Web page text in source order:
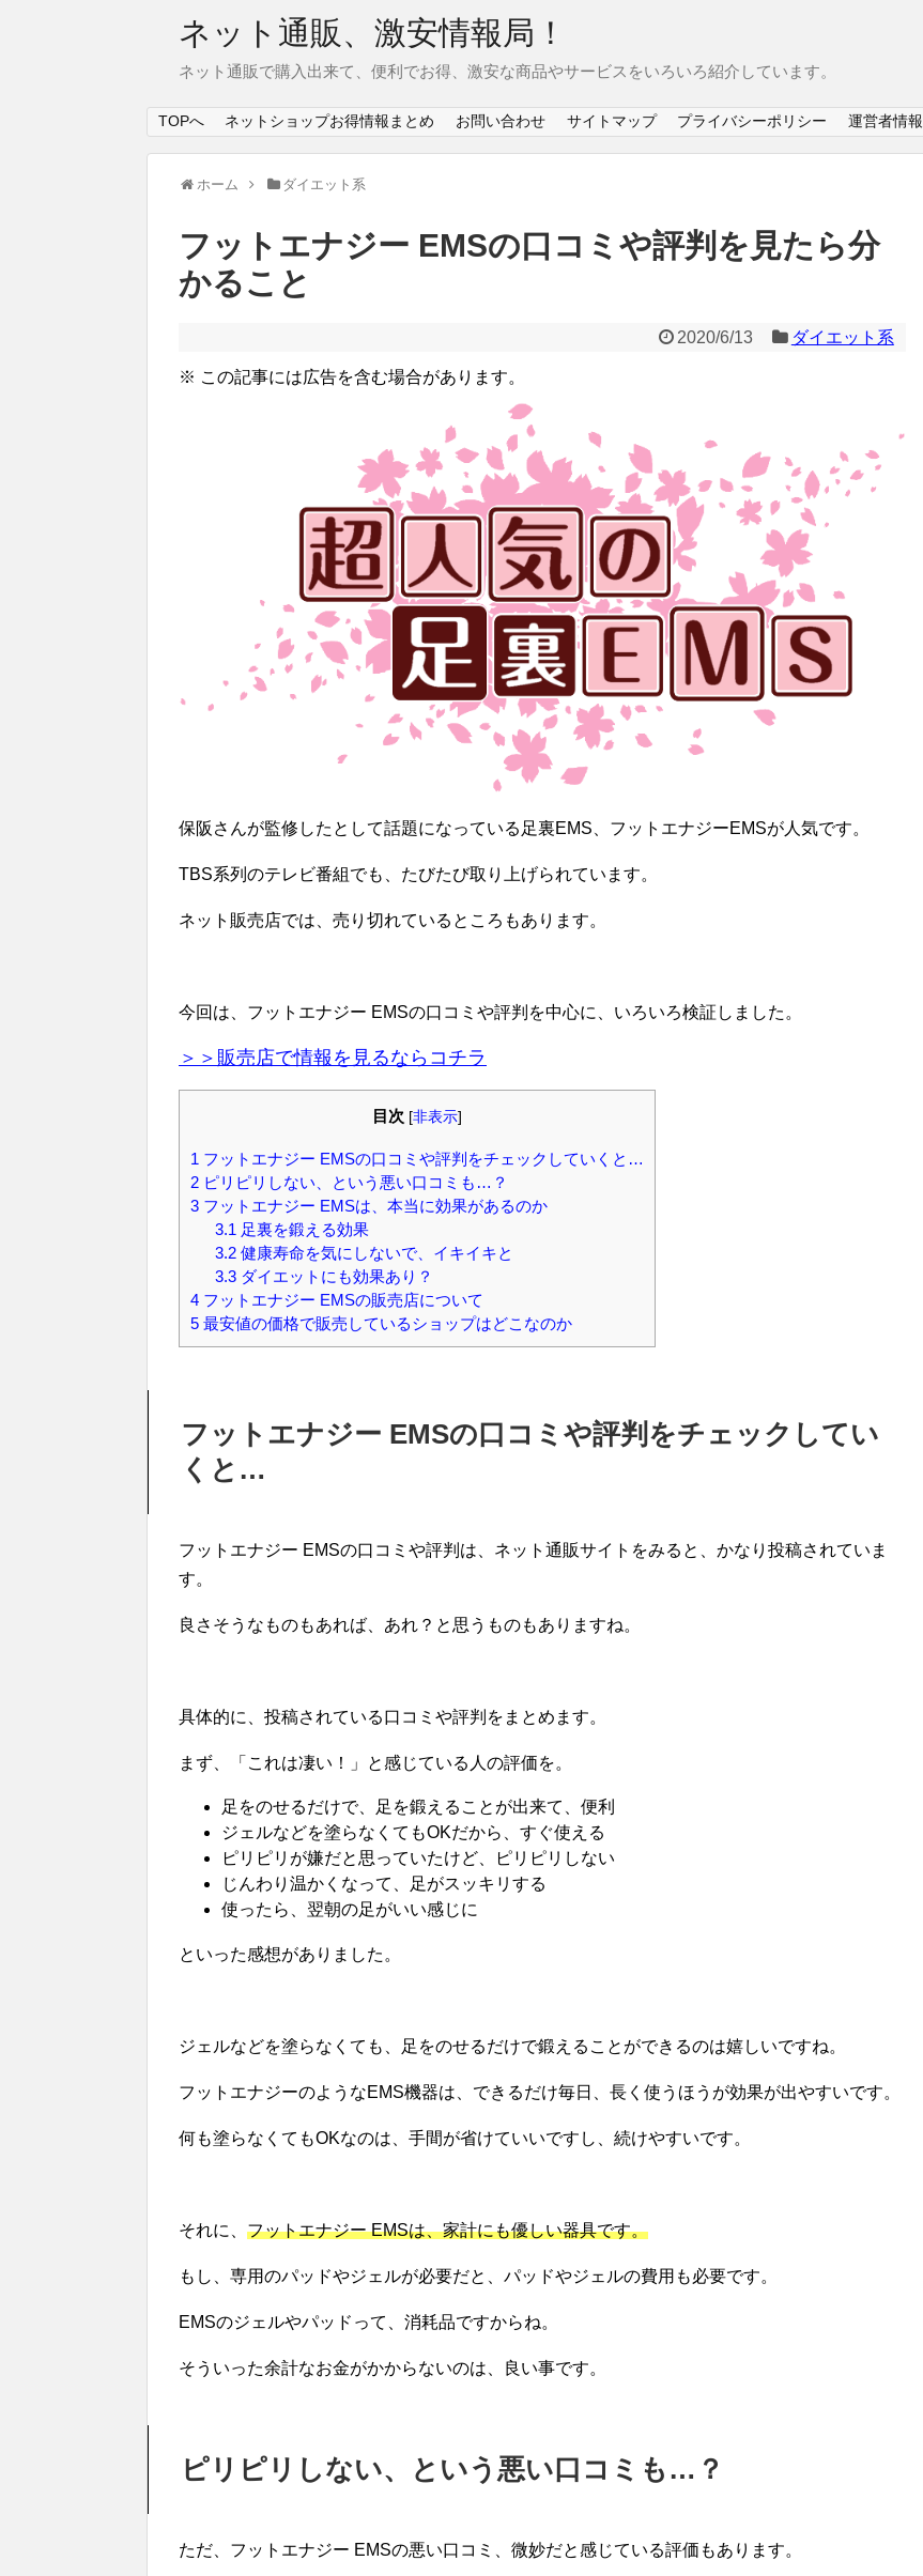
ネット通販、激安情報局！
ネット通販で購入出来て、便利でお得、激安な商品やサービスをいろいろ紹介しています。
TOPへ ネットショップお得情報まとめ お問い合わせ サイトマップ プライバシーポリシー 運営者情報
ホーム ダイエット系
フットエナジー EMSの口コミや評判を見たら分
かること
2020/6/13 ダイエット系
※ この記事には広告を含む場合があります。
保阪さんが監修したとして話題になっている足裏EMS、フットエナジーEMSが人気です。
TBS系列のテレビ番組でも、たびたび取り上げられています。
ネット販売店では、売り切れているところもあります。
今回は、フットエナジー EMSの口コミや評判を中心に、いろいろ検証しました。
＞＞販売店で情報を見るならコチラ
目次 [非表示]
1 フットエナジー EMSの口コミや評判をチェックしていくと…
2 ピリピリしない、という悪い口コミも…？
3 フットエナジー EMSは、本当に効果があるのか
3.1 足裏を鍛える効果
3.2健康寿命を気にしないで、イキイキと
3.3ダイエットにも効果あり？
4 フットエナジー EMSの販売店について
5 最安値の価格で販売しているショップはどこなのか
フットエナジー EMSの口コミや評判をチェックしてい
くと…
フットエナジー EMSの口コミや評判は、ネット通販サイトをみると、かなり投稿されていま
す。
良さそうなものもあれば、あれ？と思うものもありますね。
具体的に、投稿されている口コミや評判をまとめます。
まず、「これは凄い！」と感じている人の評価を。
足をのせるだけで、足を鍛えることが出来て、便利
ジェルなどを塗らなくてもOKだから、すぐ使える
ピリピリが嫌だと思っていたけど、ピリピリしない
じんわり温かくなって、足がスッキリする
使ったら、翌朝の足がいい感じに
といった感想がありました。
ジェルなどを塗らなくても、足をのせるだけで鍛えることができるのは嬉しいですね。
フットエナジーのようなEMS機器は、できるだけ毎日、長く使うほうが効果が出やすいです。
何も塗らなくてもOKなのは、手間が省けていいですし、続けやすいです。
それに、 フットエナジー EMSは、家計にも優しい器具です。
もし、専用のパッドやジェルが必要だと、パッドやジェルの費用も必要です。
EMSのジェルやパッドって、消耗品ですからね。
そういった余計なお金がかからないのは、良い事です。
ピリピリしない、という悪い口コミも…？
ただ、フットエナジー EMSの悪い口コミ、微妙だと感じている評価もあります。